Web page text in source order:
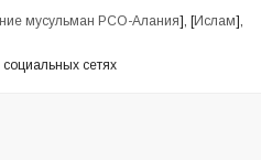
мусульман РСО-Алания], [Ислам],
сетях